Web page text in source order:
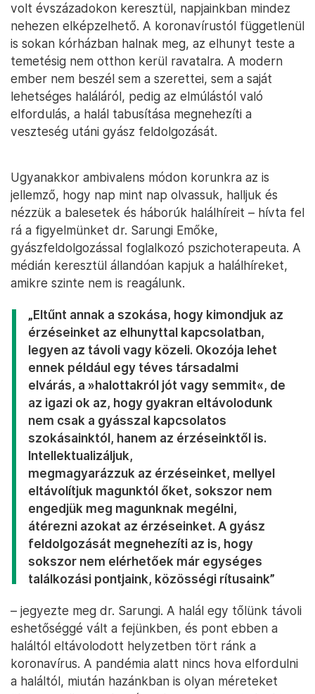
volt évszázadokon keresztül, napjainkban mindez
nehezen elképzelhető. A koronavírustól függetlenül
is sokan kórházban halnak meg, az elhunyt teste a
temetésig nem otthon kerül ravatalra. A modern
ember nem beszél sem a szerettei, sem a saját
lehetséges haláláról, pedig az elmúlástól való
elfordulás, a halál tabusítása megnehezíti a
veszteség utáni gyász feldolgozását.
Ugyanakkor ambivalens módon korunkra az is
jellemző, hogy nap mint nap olvassuk, halljuk és
nézzük a balesetek és háborúk halálhíreit – hívta fel
rá a figyelmünket dr. Sarungi Emőke,
gyászfeldolgozással foglalkozó pszichoterapeuta. A
médián keresztül állandóan kapjuk a halálhíreket,
amikre szinte nem is reagálunk.
„Eltűnt annak a szokása, hogy kimondjuk az
érzéseinket az elhunyttal kapcsolatban,
legyen az távoli vagy közeli. Okozója lehet
ennek például egy téves társadalmi
elvárás, a »halottakról jót vagy semmit«, de
az igazi ok az, hogy gyakran eltávolodunk
nem csak a gyásszal kapcsolatos
szokásainktól, hanem az érzéseinktől is.
Intellektualizáljuk,
megmagyarázzuk az érzéseinket, mellyel
eltávolítjuk magunktól őket, sokszor nem
engedjük meg magunknak megélni,
átérezni azokat az érzéseinket. A gyász
feldolgozását megnehezíti az is, hogy
sokszor nem elérhetőek már egységes
találkozási pontjaink, közösségi rítusaink”
– jegyezte meg dr. Sarungi. A halál egy tőlünk távoli
eshetőséggé vált a fejünkben, és pont ebben a
haláltól eltávolodott helyzetben tört ránk a
koronavírus. A pandémia alatt nincs hova elfordulni
a haláltól, miután hazánkban is olyan méreteket